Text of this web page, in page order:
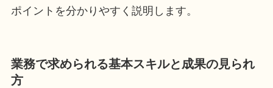
ポイントを分かりやすく説明します。
業務で求められる基本スキルと成果の見られ
方